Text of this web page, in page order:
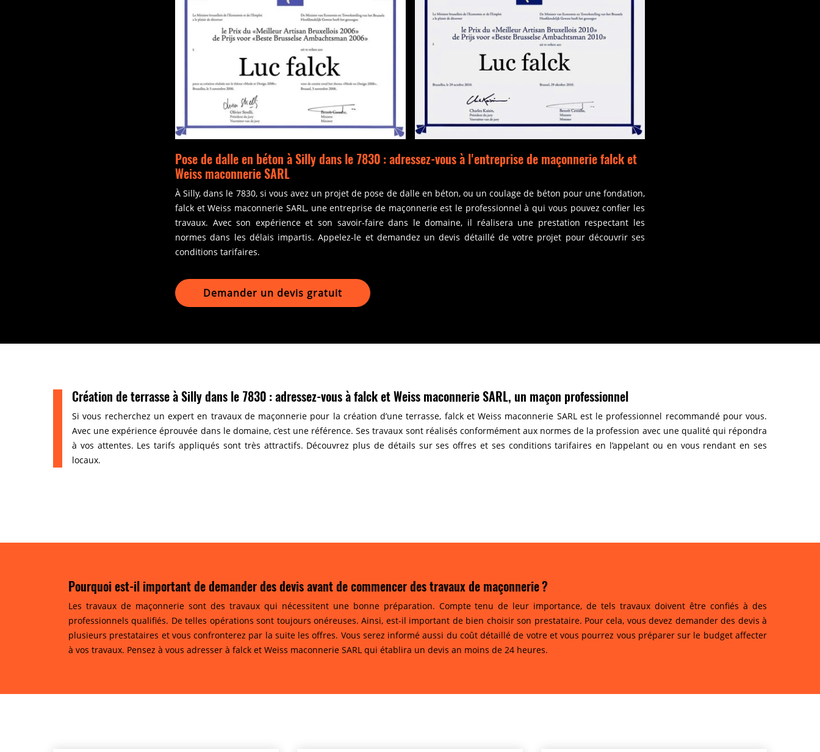
Pose de dalle en béton à Silly dans le 7830 : adressez-vous à l'entreprise de maçonnerie falck et
Weiss maconnerie SARL
À Silly, dans le 7830, si vous avez un projet de pose de dalle en béton, ou un coulage de béton pour une fondation,
falck et Weiss maconnerie SARL, une entreprise de maçonnerie est le professionnel à qui vous pouvez confier les
travaux. Avec son expérience et son savoir-faire dans le domaine, il réalisera une prestation respectant les
normes dans les délais impartis. Appelez-le et demandez un devis détaillé de votre projet pour découvrir ses
conditions tarifaires.
Demander un devis gratuit
Création de terrasse à Silly dans le 7830 : adressez-vous à falck et Weiss maconnerie SARL, un maçon professionnel
Si vous recherchez un expert en travaux de maçonnerie pour la création d’une terrasse, falck et Weiss maconnerie SARL est le professionnel recommandé pour vous.
Avec une expérience éprouvée dans le domaine, c’est une référence. Ses travaux sont réalisés conformément aux normes de la profession avec une qualité qui répondra
à vos attentes. Les tarifs appliqués sont très attractifs. Découvrez plus de détails sur ses offres et ses conditions tarifaires en l’appelant ou en vous rendant en ses
locaux.
Pourquoi est-il important de demander des devis avant de commencer des travaux de maçonnerie ?
Les travaux de maçonnerie sont des travaux qui nécessitent une bonne préparation. Compte tenu de leur importance, de tels travaux doivent être confiés à des
professionnels qualifiés. De telles opérations sont toujours onéreuses. Ainsi, est-il important de bien choisir son prestataire. Pour cela, vous devez demander des devis à
plusieurs prestataires et vous confronterez par la suite les offres. Vous serez informé aussi du coût détaillé de votre et vous pourrez vous préparer sur le budget affecter
à vos travaux. Pensez à vous adresser à falck et Weiss maconnerie SARL qui établira un devis an moins de 24 heures.